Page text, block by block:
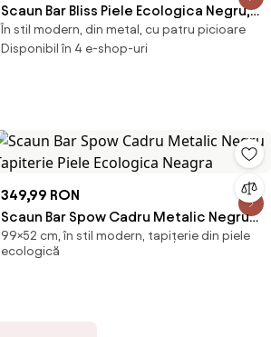
Scaun Bar Bliss Piele Ecologica Negru,
Baza Neagra
În stil modern, din metal, cu patru picioare
Disponibil în 4 e-shop-uri
349,99 RON
Scaun Bar Spow Cadru Metalic Negru
Tapiterie Piele Ecologica Neagra
99×52 cm, în stil modern, tapițerie din piele
ecologică